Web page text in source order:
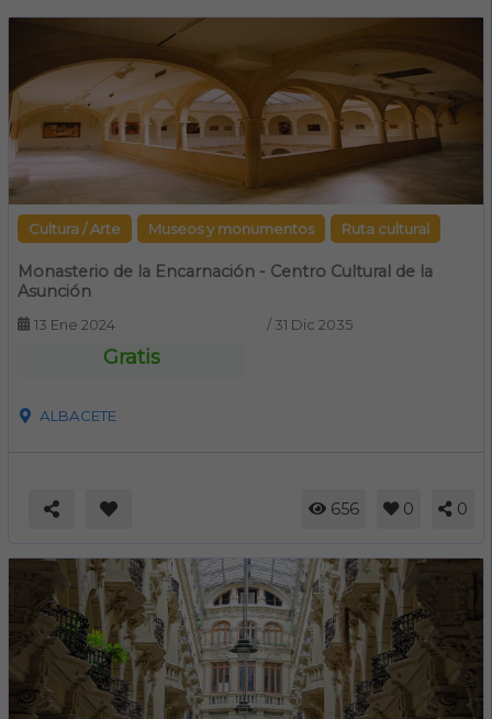
Cultura / Arte Museos y monumentos Ruta cultural
Monasterio de la Encarnación - Centro Cultural de la
Asunción
13 Ene 2024 / 31 Dic 2035
Gratis
ALBACETE
656 0 0